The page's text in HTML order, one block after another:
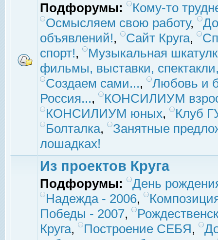
Подфорумы:
Кому-то
Осмысляем свою работу,
объявлений!, Сайт Круга,
спорт!,
Музыкальная
фильмы, выставки,
Создаем сами...,
Любовь и
Россия...,
КОНСИЛИУМ
КОНСИЛИУМ юных,
Клуб
Болталка,
Занятные
лошадках!
Из проектов Круга
Подфорумы:
День
Надежда - 2006,
Победы - 2007,
Круга, Построение СЕБЯ,